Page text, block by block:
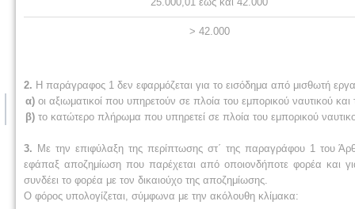
> 42.000
2. Η παράγραφος 1 δεν εφαρμόζεται για το εισόδημα από μισθωτή
α) οι αξιωματικοί που υπηρετούν σε πλοία του εμπορικού ναυτικού
β) το κατώτερο πλήρωμα που υπηρετεί σε πλοία του εμπορικού
3. Με την επιφύλαξη της περίπτωσης στ΄ της παραγράφου 1 του
εφάπαξ αποζημίωση που παρέχεται από οποιονδήποτε φορέα και
συνδέει το φορέα με τον δικαιούχο της αποζημίωσης.
Ο φόρος υπολογίζεται, σύμφωνα με την ακόλουθη κλίμακα: